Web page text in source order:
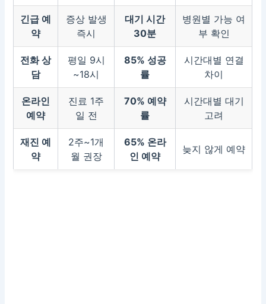
긴급 예
약
증상 발생
즉시
대기 시간
30분
병원별 가능 여
부 확인
전화 상
담
평일 9시
~18시
85% 성공
률
시간대별 연결
차이
온라인
예약
진료 1주
일 전
70% 예약
률
시간대별 대기
고려
재진 예
약
2주~1개
월 권장
65% 온라
인 예약
늦지 않게 예약